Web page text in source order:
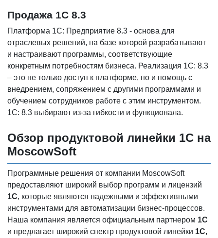
Продажа 1С 8.3
Платформа 1С: Предприятие 8.3 - основа для
отраслевых решений, на базе которой разрабатывают
и настраивают программы, соответствующие
конкретным потребностям бизнеса. Реализация 1С: 8.3
– это не только доступ к платформе, но и помощь с
внедрением, сопряжением с другими программами и
обучением сотрудников работе с этим инструментом.
1С: 8.3 выбирают из-за гибкости и функционала.
Обзор продуктовой линейки 1С на
MoscowSoft
Программные решения от компании MoscowSoft
предоставляют широкий выбор программ и лицензий
1С, которые являются надежными и эффективными
инструментами для автоматизации бизнес-процессов.
Наша компания является официальным партнером 1С
и предлагает широкий спектр продуктовой линейки 1С,